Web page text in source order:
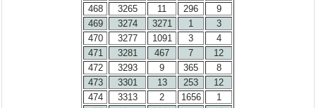
468
3265 11 296
9
469
3274 3271 1
3
470
3277 1091 3
4
471
3281 467 7
12
472
3293 9 365
8
473
3301 13 253
12
474
3313 2 1656
1